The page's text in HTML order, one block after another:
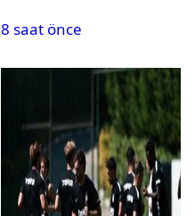
8 saat önce